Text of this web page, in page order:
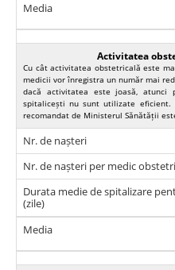
Media
Activitatea
Cu cât activitatea obstetricală este
medicii vor înregistra un număr mai
dacă activitatea este joasă, atunci
spitalicești nu sunt utilizate eficient.
recomandat de Ministerul Sănătății
Nr. de nașteri
Nr. de nașteri per medic
Durata medie de spitalizare
(zile)
Media